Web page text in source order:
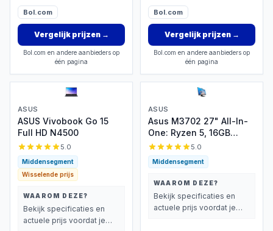
Bol.com
Vergelijk prijzen→
Bol.com en andere aanbieders op
één pagina
Bol.com
Vergelijk prijzen→
Bol.com en andere aanbieders op
één pagina
ASUS
ASUS Vivobook Go 15
Full HD N4500
5.0
Middensegment
Wisselende prijs
WAAROM DEZE?
Bekijk specificaties en
actuele prijs voordat je
ASUS
Asus M3702 27" All-In-
One: Ryzen 5, 16GB
DDR5, Windows 11 Pro
5.0
Middensegment
WAAROM DEZE?
Bekijk specificaties en
actuele prijs voordat je